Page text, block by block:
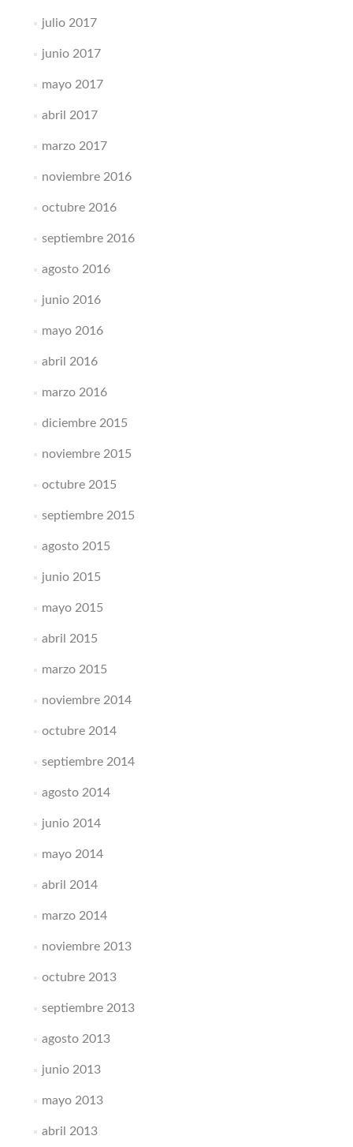
julio 2017
junio 2017
mayo 2017
abril 2017
marzo 2017
noviembre 2016
octubre 2016
septiembre 2016
agosto 2016
junio 2016
mayo 2016
abril 2016
marzo 2016
diciembre 2015
noviembre 2015
octubre 2015
septiembre 2015
agosto 2015
junio 2015
mayo 2015
abril 2015
marzo 2015
noviembre 2014
octubre 2014
septiembre 2014
agosto 2014
junio 2014
mayo 2014
abril 2014
marzo 2014
noviembre 2013
octubre 2013
septiembre 2013
agosto 2013
junio 2013
mayo 2013
abril 2013